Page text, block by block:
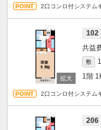
2口コンロ付システム
102
敷
1階
2口コンロ付システム
206